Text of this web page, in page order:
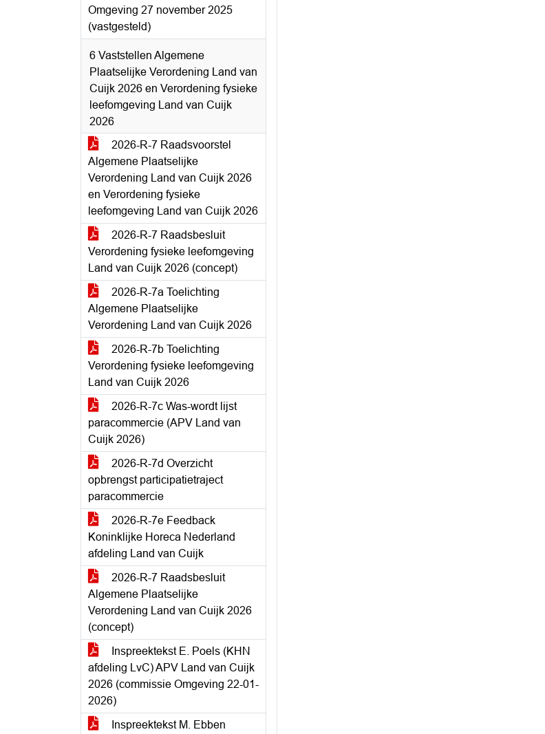
Omgeving 27 november 2025
(vastgesteld)
6 Vaststellen Algemene
Plaatselijke Verordening Land van
Cuijk 2026 en Verordening fysieke
leefomgeving Land van Cuijk
2026
2026-R-7 Raadsvoorstel
Algemene Plaatselijke
Verordening Land van Cuijk 2026
en Verordening fysieke
leefomgeving Land van Cuijk 2026
2026-R-7 Raadsbesluit
Verordening fysieke leefomgeving
Land van Cuijk 2026 (concept)
2026-R-7a Toelichting
Algemene Plaatselijke
Verordening Land van Cuijk 2026
2026-R-7b Toelichting
Verordening fysieke leefomgeving
Land van Cuijk 2026
2026-R-7c Was-wordt lijst
paracommercie (APV Land van
Cuijk 2026)
2026-R-7d Overzicht
opbrengst participatietraject
paracommercie
2026-R-7e Feedback
Koninklijke Horeca Nederland
afdeling Land van Cuijk
2026-R-7 Raadsbesluit
Algemene Plaatselijke
Verordening Land van Cuijk 2026
(concept)
Inspreektekst E. Poels (KHN
afdeling LvC) APV Land van Cuijk
2026 (commissie Omgeving 22-01-
2026)
Inspreektekst M. Ebben